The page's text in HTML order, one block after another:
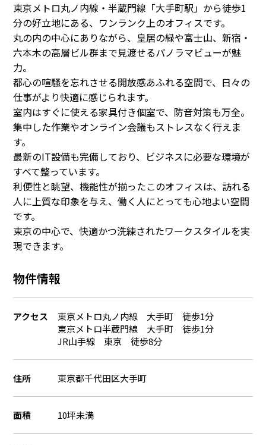
東京メトロ丸ノ内線・半蔵門線「大手町駅」から徒歩1
分の好立地にある、ワンランク上のオフィスです。
丸の内の中心にありながら、皇居の緑や富士山、新宿・
六本木の高層ビル群まで見渡せるパノラマビューが魅
力。
都心の喧騒を忘れさせる開放感あふれる空間で、日々の
仕事がより快適に感じられます。
室内はすぐに使える家具付き個室で、防音対策も万全。
集中した作業やオンライン会議もストレスなく行えま
す。
最新のIT設備も完備しており、ビジネスに必要な環境が
すべて整っています。
利便性と眺望、機能性が揃ったこのオフィスは、訪れる
人に上質な印象を与え、働く人にとっても心地よい空間
です。
東京の中心で、快適かつ洗練されたワークスタイルを実
現できます。
物件情報
アクセス
東京メトロ丸ノ内線 大手町 徒歩1分
東京メトロ半蔵門線 大手町 徒歩1分
JR山手線 東京 徒歩8分
住所 東京都千代田区大手町
面積 10坪未満